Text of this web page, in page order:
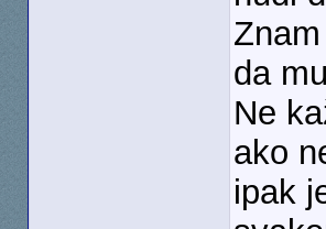
da
Ne
ako
ipak